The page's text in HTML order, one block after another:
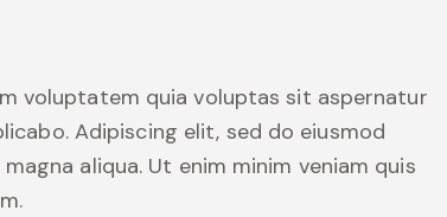
voluptatem quia voluptas sit aspernatur
Adipiscing elit, sed do eiusmod
aliqua. Ut enim minim veniam quis